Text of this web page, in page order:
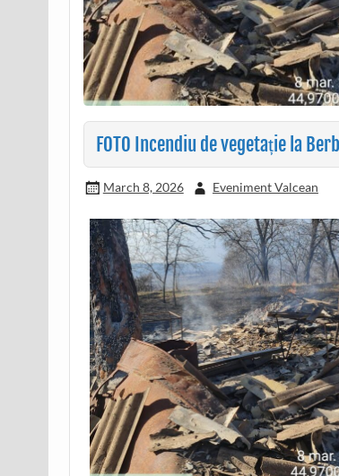
FOTO Incendiu de vegetație la
March 8, 2026 Eveniment Valcean